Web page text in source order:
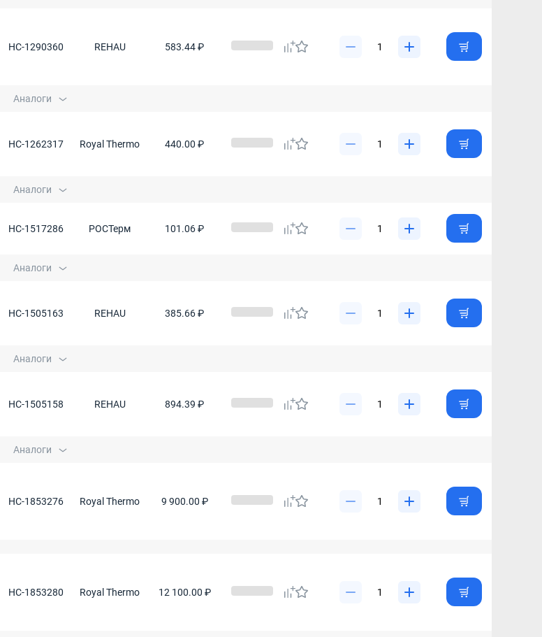
НС-1290360 REHAU 583.44 ₽
Аналоги
НС-1262317 Royal Thermo 440.00 ₽
Аналоги
НС-1517286 РОСТерм 101.06 ₽
Аналоги
НС-1505163 REHAU 385.66 ₽
Аналоги
НС-1505158 REHAU 894.39 ₽
Аналоги
НС-1853276 Royal Thermo 9 900.00 ₽
НС-1853280 Royal Thermo 12 100.00 ₽